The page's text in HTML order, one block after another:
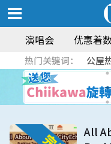
演唱会 优惠着数
热门关键词： 公屋
All